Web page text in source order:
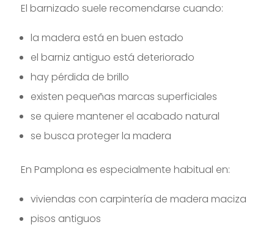
El barnizado suele recomendarse cuando:
la madera está en buen estado
el barniz antiguo está deteriorado
hay pérdida de brillo
existen pequeñas marcas superficiales
se quiere mantener el acabado natural
se busca proteger la madera
En Pamplona es especialmente habitual en:
viviendas con carpintería de madera maciza
pisos antiguos